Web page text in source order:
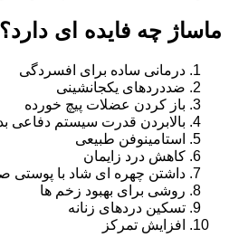
ماساژ چه فایده ای دارد؟
درمانی ساده برای افسردگی
ضددردهای یکجانشینی
باز کردن عضلات پیچ خورده
بالابردن قدرت سیستم دفاعی
استامینوفن طبیعی
کاهش درد زایمان
داشتن چهره ای شاد با
روشی برای بهبود زخم ها
تسکین دردهای زنانه
افزایش تمرکز